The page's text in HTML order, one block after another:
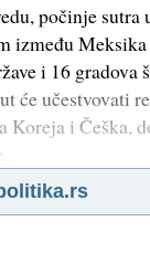
počinje sutra
između
i 16 gradova
će učestvovati
Koreja i Češka,